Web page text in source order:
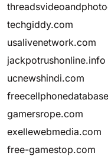
techgiddy.com
usalivenetwork.com
jackpotrushonline.info
ucnewshindi.com
gamersrope.com
exellewebmedia.com
free-gamestop.com